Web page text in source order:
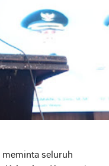
meminta seluruh